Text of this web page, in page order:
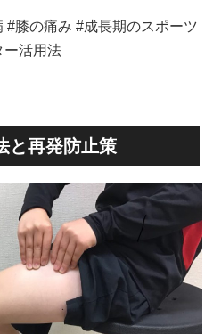
#膝の痛み #成長期のスポーツ
ー活用法
と再発防止策